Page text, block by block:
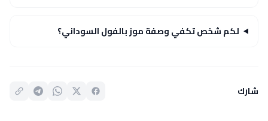
لكم شخص تكفي وصفة موز بالفول السوداني؟
شارك